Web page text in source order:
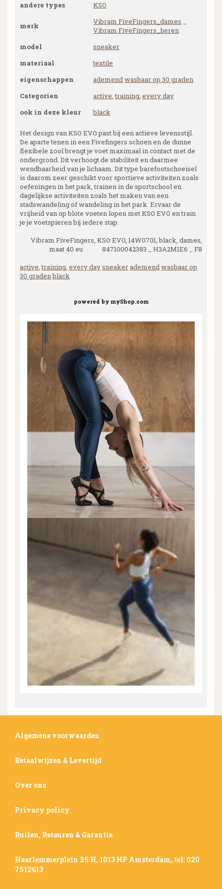
andere types KSO
merk Vibram FiveFingers_dames
Vibram FiveFingers_heren
model
sneaker
materiaal
textile
eigenschappen
ademendwasbaar op 30 graden
Categorien
active,training, every day
ook in deze kleur
black
Het design van KSO EVO past bij een actieve levensstijl.
De aparte tenen in een Fivefingers schoen en de dunne
flexibele zool brengt je voet maximaal in contact met de
ondergrond. Dit verhoogt de stabiliteit en daarmee
wendbaarheid van je lichaam. Dit type barefootschoeisel
is daarom zeer geschikt voor sportieve activiteiten zoals
oefeningen in het park, trainen in de sportschool en
dagelijkse activiteiten zoals het maken van een
stadswandeling of wandeling in het park. Ervaar de
vrijheid van op blote voeten lopen met KSO EVO en train
je je voetspieren bij iedere stap.
Vibram FiveFingers, KSO EVO, 14W0701, black, dames,
maat 40 eu 847100042383 _ H3A2M1E6 _ F8
active,training, every daysneakerademendwasbaar op
30 gradenblack
powered by myShop.com
Algemene voorwaarden
Betaalwijzen & Levertijd
Over ons
Privacy policy
Ruilen, Retouren & Garantie
Haarlemmerplein 25 H, 1013 HP Amsterdam, tel: 020
7512613